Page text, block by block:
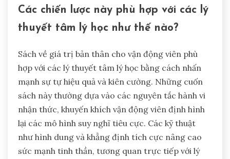
Các chiến lược này phù hợp với các lý
thuyết tâm lý học như thế nào?
Sách về giá trị bản thân cho vận động viên phù
hợp với các lý thuyết tâm lý học bằng cách nhấn
mạnh sự tự hiệu quả và kiên cường. Những cuốn
sách này thường dựa vào các nguyên tắc hành vi
nhận thức, khuyến khích vận động viên định hình
lại các mô hình suy nghĩ tiêu cực. Các kỹ thuật
như hình dung và khẳng định tích cực nâng cao
sức mạnh tinh thần, tương quan trực tiếp với lý